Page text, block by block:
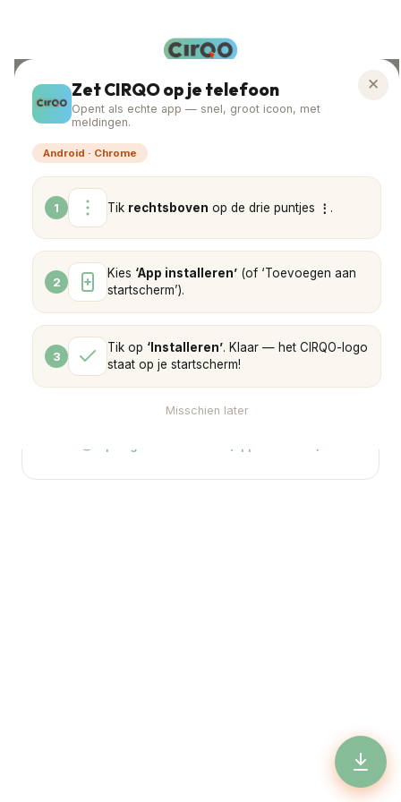
DIGITAAL PRODUCTUITWISSELINGSNETWERK
Inloggen
E-MAIL OF GEBRUIKERSNAAM
WACHTWOORD
INLOGGEN
✕
Zet CIRQO op je telefoon
Opent als echte app — snel, groot icoon, met
meldingen.
Android · Chrome
1 Tik rechtsboven op de drie puntjes ⋮ .
2
Kies ‘App installeren’ (of ‘Toevoegen aan
startscherm’).
3
Tik op ‘Installeren’. Klaar — het CIRQO-logo
staat op je startscherm!
Misschien later